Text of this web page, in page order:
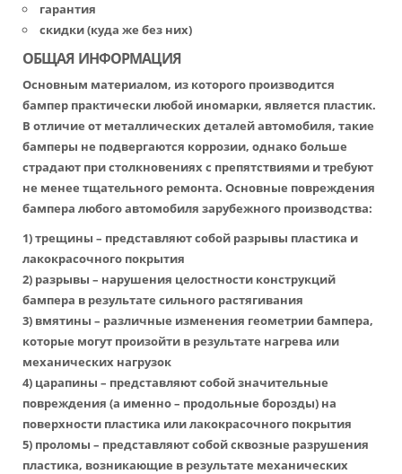
гарантия
скидки (куда же без них)
ОБЩАЯ ИНФОРМАЦИЯ
Основным материалом, из которого производится
бампер практически любой иномарки, является пластик.
В отличие от металлических деталей автомобиля, такие
бамперы не подвергаются коррозии, однако больше
страдают при столкновениях с препятствиями и требуют
не менее тщательного ремонта. Основные повреждения
бампера любого автомобиля зарубежного производства:
1) трещины – представляют собой разрывы пластика и
лакокрасочного покрытия
2) разрывы – нарушения целостности конструкций
бампера в результате сильного растягивания
3) вмятины – различные изменения геометрии бампера,
которые могут произойти в результате нагрева или
механических нагрузок
4) царапины – представляют собой значительные
повреждения (а именно – продольные борозды) на
поверхности пластика или лакокрасочного покрытия
5) проломы – представляют собой сквозные разрушения
пластика, возникающие в результате механических